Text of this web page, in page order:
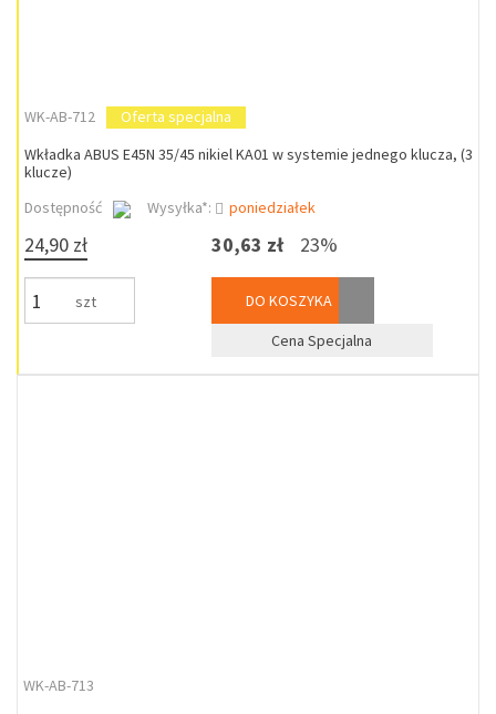
WK-AB-712
Oferta specjalna
Wkładka ABUS E45N 35/45 nikiel KA01 w systemie jednego klucza, (3
klucze)
Dostępność
Wysyłka*: poniedziałek
24,90 zł
szt
30,63 zł 23%
DO KOSZYKA
Cena Specjalna
WK-AB-713